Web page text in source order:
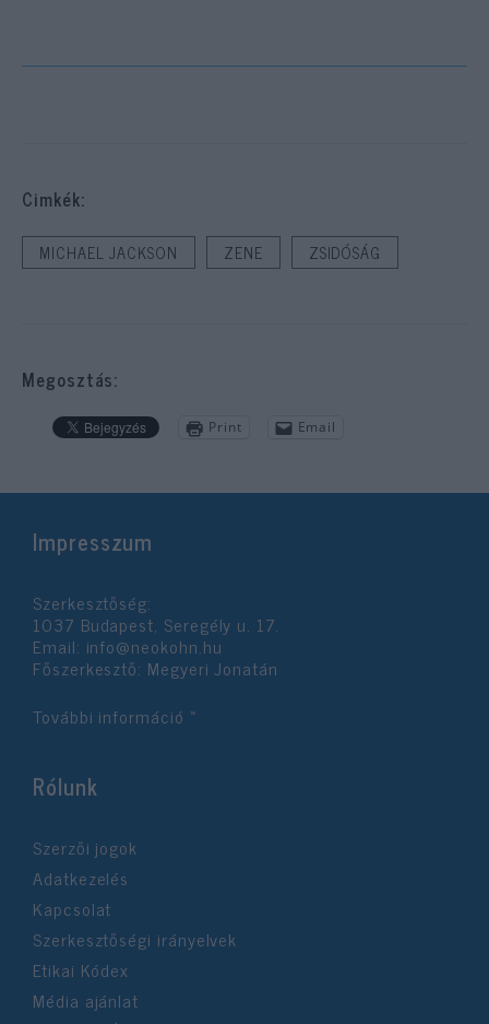
Cimkék:
MICHAEL JACKSON ZENE ZSIDÓSÁG
Megosztás:
Print Email
Impresszum
Szerkesztőség:
1037 Budapest, Seregély u. 17.
Email: info@neokohn.hu
Főszerkesztő: Megyeri Jonatán
További információ »
Rólunk
Szerzői jogok
Adatkezelés
Kapcsolat
Szerkesztőségi irányelvek
Etikai Kódex
Média ajánlat